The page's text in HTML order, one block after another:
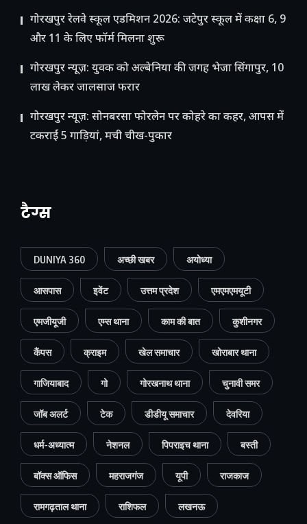
गोरखपुर रेलवे स्कूल एडमिशन 2026: जटेपुर स्कूल में कक्षा 6, 9
और 11 के लिए फॉर्म मिलना शुरू
गोरखपुर न्यूज़: युवक को अल्बेनिया की जगह भेजा सिंगापुर, 10
लाख लेकर जालसाज फरार
गोरखपुर न्यूज़: सोनबरसा फोरलेन पर कोहरे का कहर, आपस में
टकराईं 5 गाड़ियां, मची चीख-पुकार
टैग्स
DUNIYA 360 अच्छी खबर अयोध्या
आसपास इवेंट उत्तम प्रदेश एमएमएमयूटी
एमजीयूजी एम्स थाना काम की बात कुशीनगर
कैंपस क्राइम खेल समाचार खोराबार थाना
गाजियाबाद गो गोरखनाथ थाना चुनावी समर
जॉब अलर्ट टेक डीडीयू समाचार देवरिया
धर्म-अध्यात्म नेशनल पिपराइच थाना बस्ती
बॉक्स ऑफिस महराजगंज यूपी राजकाज
रामगढ़ताल थाना राशिफल लखनऊ